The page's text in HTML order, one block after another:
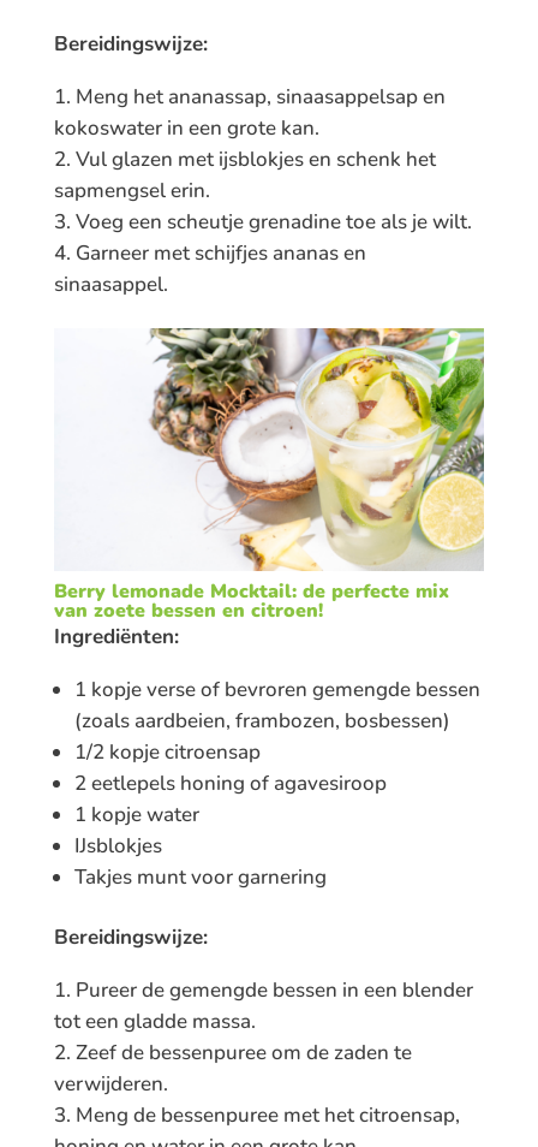
Bereidingswijze:
Meng het ananassap, sinaasappelsap en
kokoswater in een grote kan.
Vul glazen met ijsblokjes en schenk het
sapmengsel erin.
Voeg een scheutje grenadine toe als je wilt.
Garneer met schijfjes ananas en
sinaasappel.
Berry lemonade Mocktail: de perfecte mix
van zoete bessen en citroen!
Ingrediënten:
1 kopje verse of bevroren gemengde bessen
(zoals aardbeien, frambozen, bosbessen)
1/2 kopje citroensap
2 eetlepels honing of agavesiroop
1 kopje water
IJsblokjes
Takjes munt voor garnering
Bereidingswijze:
Pureer de gemengde bessen in een blender
tot een gladde massa.
Zeef de bessenpuree om de zaden te
verwijderen.
Meng de bessenpuree met het citroensap,